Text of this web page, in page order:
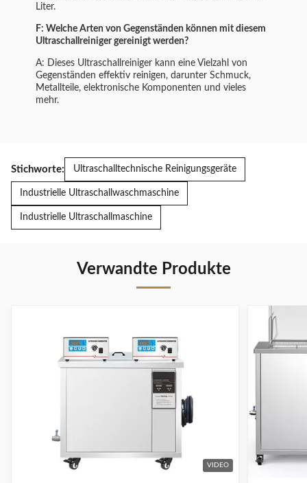
Liter.
F: Welche Arten von Gegenständen können mit diesem
Ultraschallreiniger gereinigt werden?
A: Dieses Ultraschallreiniger kann eine Vielzahl von
Gegenständen effektiv reinigen, darunter Schmuck,
Metallteile, elektronische Komponenten und vieles
mehr.
Stichworte: Ultraschalltechnische Reinigungsgeräte
Industrielle Ultraschallwaschmaschine
Industrielle Ultraschallmaschine
Verwandte Produkte
VIDEO